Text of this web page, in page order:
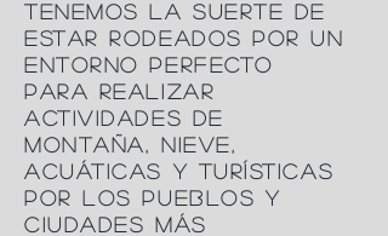
Tenemos la suerte de
estar rodeados por un
entorno perfecto
para realizar
actividades de
montaña, nieve,
acuáticas y turísticas
por los pueblos y
ciudades más